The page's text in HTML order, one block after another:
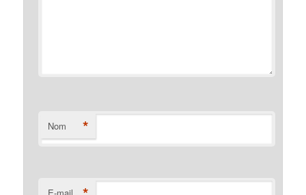
Nom *
E-mail